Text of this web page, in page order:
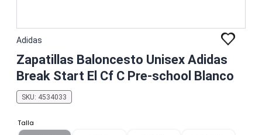
Adidas
Zapatillas Baloncesto Unisex Adidas
Break Start El Cf C Pre-school Blanco
SKU: 4534033
Talla